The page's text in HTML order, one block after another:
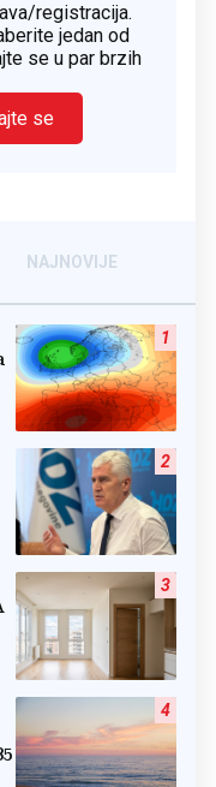
registracija.
jedan od
se u par brzih
se
NAJNOVIJE
1
2
3
4